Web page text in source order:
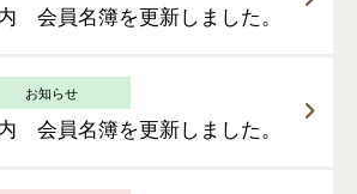
会員名簿を更新しました。
お知らせ
会員名簿を更新しました。